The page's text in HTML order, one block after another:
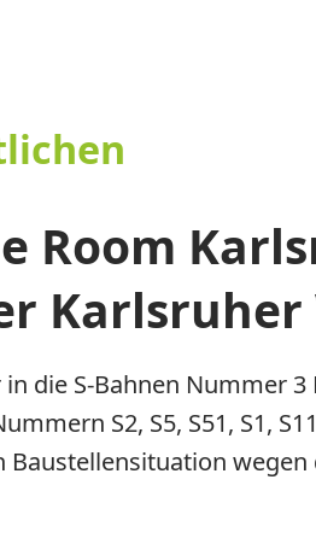
Room
Karlsruher
die S-Bahnen Nummer
S2, S5, S51, S1,